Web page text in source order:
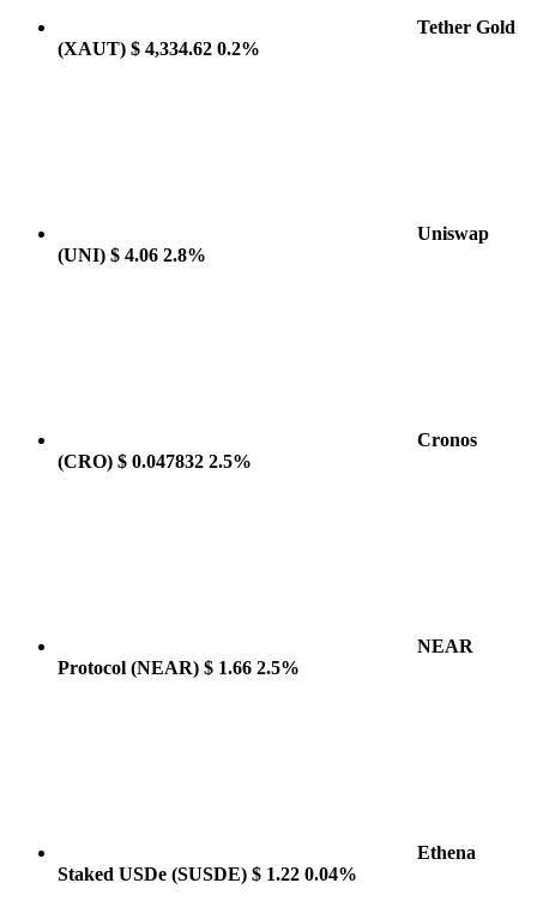
Tether Gold
(XAUT) $ 4,334.62 0.2%
Uniswap
(UNI) $ 4.06 2.8%
Cronos
(CRO) $ 0.047832 2.5%
NEAR
Protocol (NEAR) $ 1.66 2.5%
Ethena
Staked USDe (SUSDE) $ 1.22 0.04%